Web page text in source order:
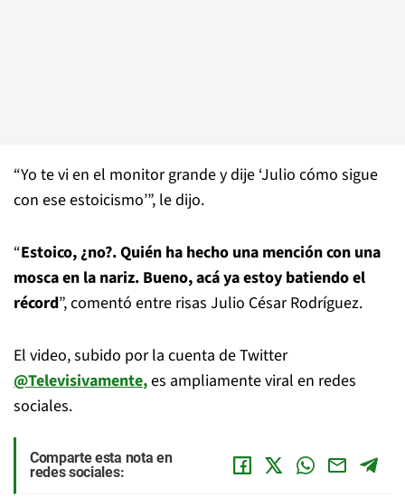
“Yo te vi en el monitor grande y dije ‘Julio cómo sigue
con ese estoicismo’”, le dijo.
“Estoico, ¿no?. Quién ha hecho una mención con una
mosca en la nariz. Bueno, acá ya estoy batiendo el
récord”, comentó entre risas Julio César Rodríguez.
El video, subido por la cuenta de Twitter
@Televisivamente,es ampliamente viral en redes
sociales.
Comparte esta nota en
redes sociales: